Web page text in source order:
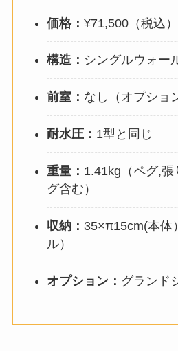
価格：¥71,500（税込）
構造： シングルウォー
前室： なし（オプショ
耐水圧： 1型と同じ
重量： 1.41kg（ペグ,張
グ含む）
収納： 35×π15cm(本体
ル）
オプション： グランド